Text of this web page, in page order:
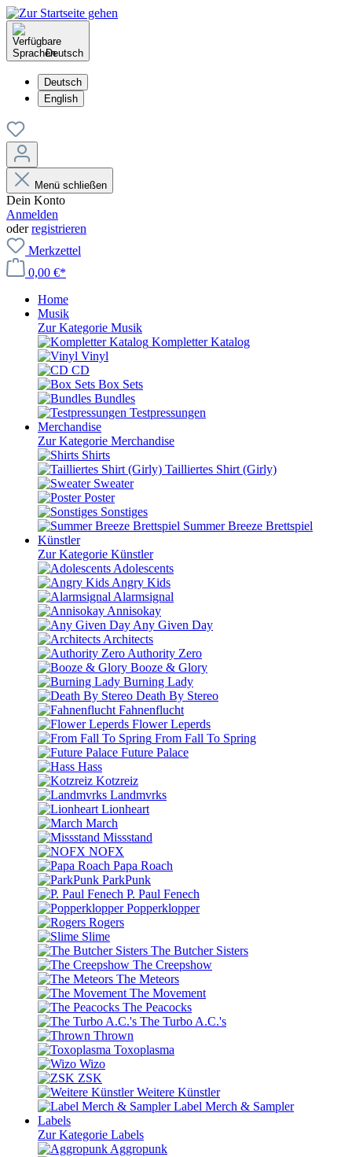
Deutsch
Deutsch
English
Menü schließen
Dein Konto
Anmelden
oderregistrieren
Merkzettel
0,00 €*
Home
Musik
Zur Kategorie Musik
Kompletter Katalog
Vinyl
CD
Box Sets
Bundles
Testpressungen
Merchandise
Zur Kategorie Merchandise
Shirts
Tailliertes Shirt (Girly)
Sweater
Poster
Sonstiges
Summer Breeze Brettspiel
Künstler
Zur Kategorie Künstler
Adolescents
Angry Kids
Alarmsignal
Annisokay
Any Given Day
Architects
Authority Zero
Booze & Glory
Burning Lady
Death By Stereo
Fahnenflucht
Flower Leperds
From Fall To Spring
Future Palace
Hass
Kotzreiz
Landmvrks
Lionheart
March
Missstand
NOFX
Papa Roach
ParkPunk
P. Paul Fenech
Popperklopper
Rogers
Slime
The Butcher Sisters
The Creepshow
The Meteors
The Movement
The Peacocks
The Turbo A.C.'s
Thrown
Toxoplasma
Wizo
ZSK
Weitere Künstler
Label Merch & Sampler
Labels
Zur Kategorie Labels
Aggropunk